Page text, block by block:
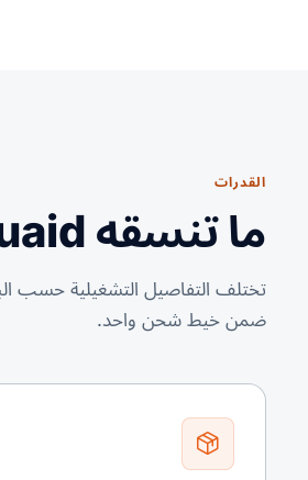
القدرات
ما تنسقه Suaid لهذا القطاع.
تختلف التفاصيل التشغيلية حسب
ضمن خيط شحن واحد.